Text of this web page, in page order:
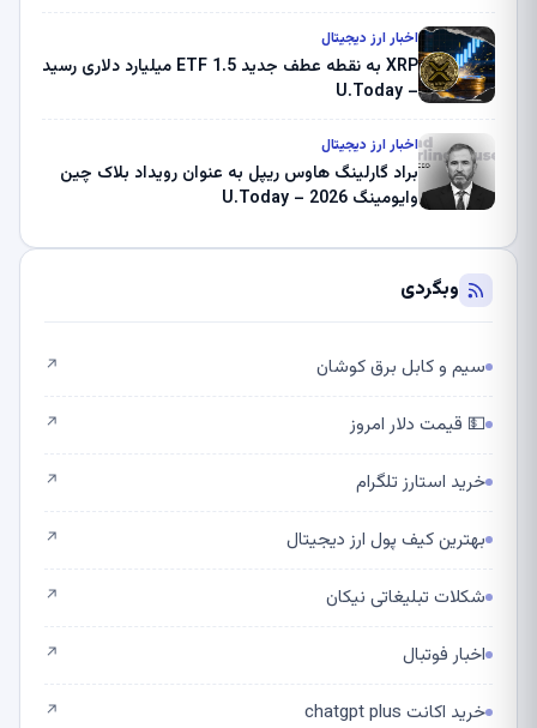
اخبار ارز دیجیتال
XRP به نقطه عطف جدید ETF 1.5 میلیارد دلاری رسید
– U.Today
اخبار ارز دیجیتال
براد گارلینگ هاوس ریپل به عنوان رویداد بلاک چین
وایومینگ 2026 – U.Today
وبگردی
سیم و کابل برق کوشان ↗
💵 قیمت دلار امروز ↗
خرید استارز تلگرام ↗
بهترین کیف پول ارز دیجیتال ↗
شکلات تبلیغاتی نیکان ↗
اخبار فوتبال ↗
خرید اکانت chatgpt plus ↗